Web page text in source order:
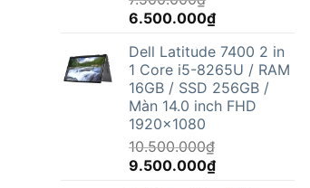
Giá
là:
7.500.000₫.
6.500.000₫Giá
tại
là:
6.500.000₫.
Dell Latitude 7400 2 in
1 Core i5-8265U / RAM
16GB / SSD 256GB /
Màn 14.0 inch FHD
1920x1080
10.500.000₫
Giá
9.500.000₫Giá